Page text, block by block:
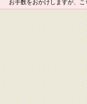
お手数をおかけしますが、こ